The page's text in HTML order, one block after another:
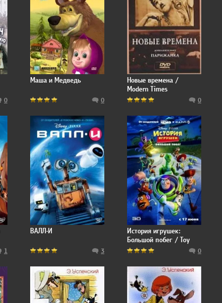
0
Маша и Медведь
0
Новые времена /
Modern Times
0
1
ВАЛЛ·И
3
История игрушек:
Большой побег / Toy
Story 3
0